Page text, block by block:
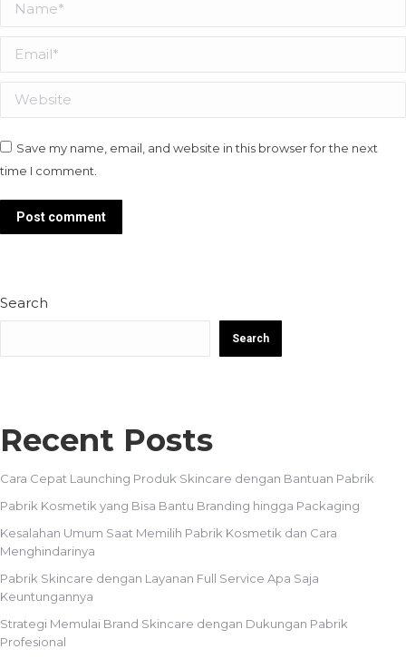
Email *
Website
Save my name, email, and website in this browser for the next
time I comment.
Post comment
Search
Search
Recent Posts
Cara Cepat Launching Produk Skincare dengan Bantuan Pabrik
Pabrik Kosmetik yang Bisa Bantu Branding hingga Packaging
Kesalahan Umum Saat Memilih Pabrik Kosmetik dan Cara
Menghindarinya
Pabrik Skincare dengan Layanan Full Service Apa Saja
Keuntungannya
Strategi Memulai Brand Skincare dengan Dukungan Pabrik
Profesional